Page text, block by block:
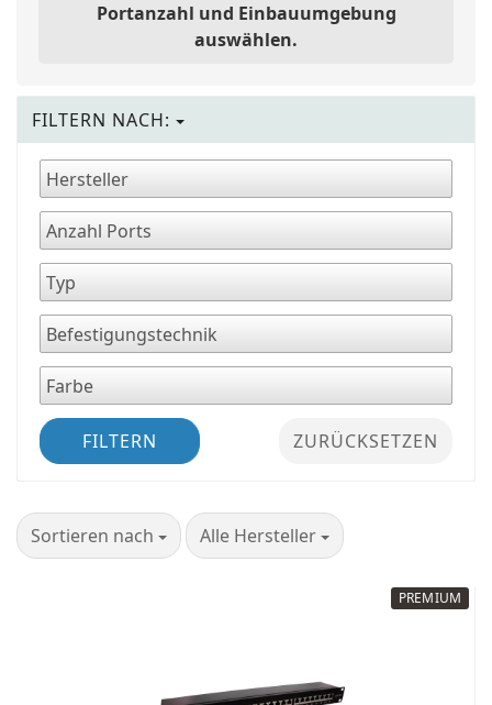
Portanzahl und Einbauumgebung
auswählen.
FILTERN NACH:
FILTERN ZURÜCKSETZEN
Sortieren nach
Sortieren nach Alle Hersteller
pro Seite
PREMIUM